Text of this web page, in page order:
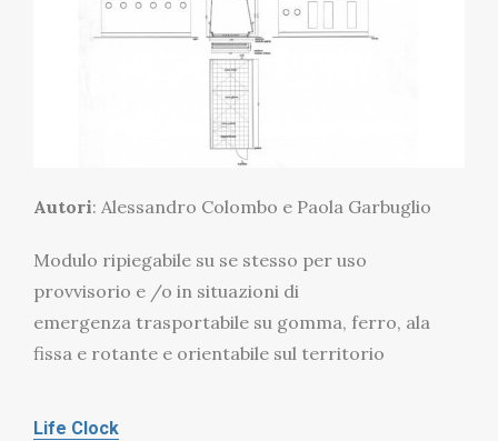
Autori: Alessandro Colombo e Paola Garbuglio
Modulo ripiegabile su se stesso per uso
provvisorio e /o in situazioni di
emergenza trasportabile su gomma, ferro, ala
fissa e rotante e orientabile sul territorio
Life Clock